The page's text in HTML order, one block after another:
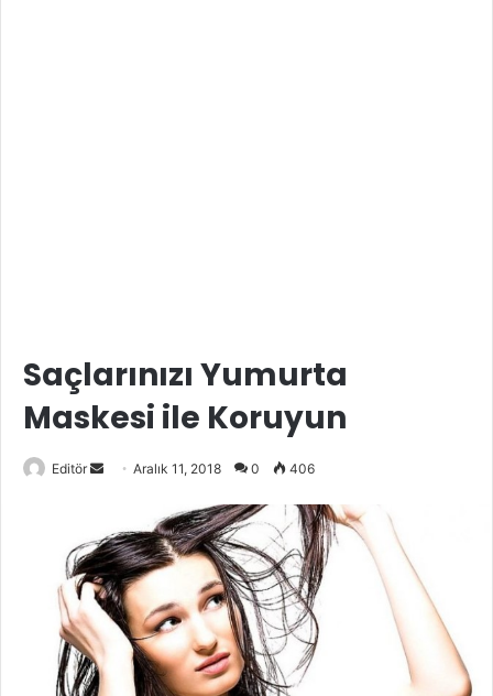
Saçlarınızı Yumurta
Maskesi ile Koruyun
Editör
Bir
göndermek
Aralık 11, 2018 0 406